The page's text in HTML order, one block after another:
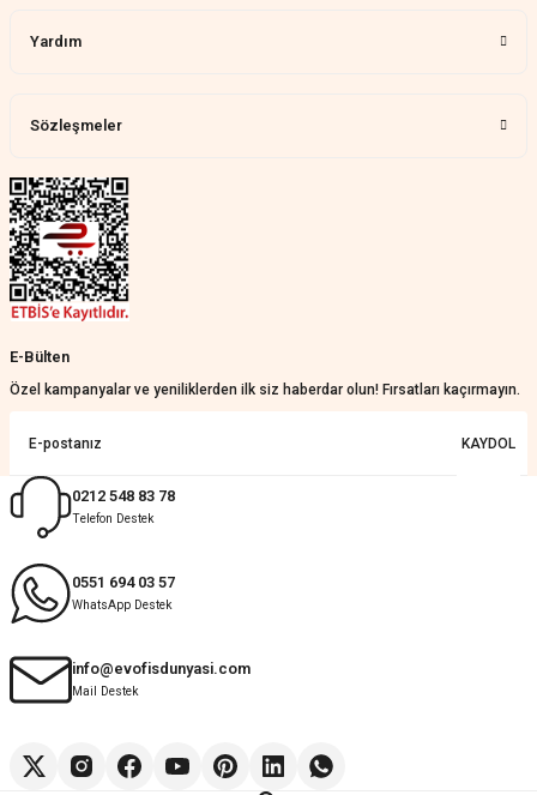
Yardım
Sözleşmeler
E-Bülten
Özel kampanyalar ve yeniliklerden ilk siz haberdar olun! Fırsatları kaçırmayın.
KAYDOL
0212 548 83 78
Telefon Destek
0551 694 03 57
WhatsApp Destek
info@evofisdunyasi.com
Mail Destek